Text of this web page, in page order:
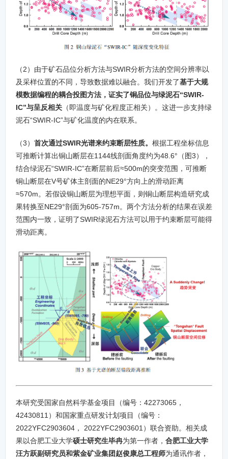
（2）由于矿石品位分析方法与SWIR分析方法的空间分辨率以
及采样位置的不同，导致数据难以融合。我们开发了基于大规
模数据编程的耦合投图方法，证实了铜品位与绿泥石“SWIR-
IC”与呈反相关 （即温度与矿化程度正相关）。这进一步支持绿
泥石“SWIR-IC”与矿化温度的内在联系。
（3） 首次通过SWIR光谱来约束断层性质。 根据工程坐标信息
可推断计算出铜山断层在1144线剖面角度约为48.6°（图3），
结合绿泥石“SWIR-IC”在断层前后≈500m的突变范围，可推断
铜山断层在V号矿体主剖面的NE29°方向上的滑动距离
≈570m。若假设铜山断层为理想平面，则铜山断层构造研究成
果转换至NE29°剖面为605-757m。两个方法分析的结果在误差
范围内一致，证明了SWIR绿泥石方法可以用于约束断层可能得
滑动距离。
本研究受国家自然科学基金项目（编号：42273065，
42430811）和国家重点研发计划项目（编号：
2022YFC2903604， 2022YFC2903601）联合资助。相关成
果以合肥工业大学硕士研究生毕冉为第一作者， 合肥工业大学
汪方跃副研究员和紫金矿业集团赵俊康总工程师为通讯作者，